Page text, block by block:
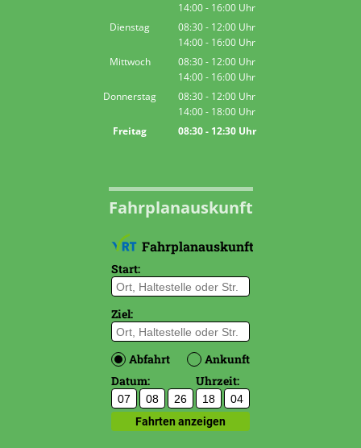
Von 08:30 bis 12:00 Uhr
14:00- 16:00 Uhr
Von 14:00 bis 16:00 Uhr
Dienstag 08:30- 12:00 Uhr
Von 08:30 bis 12:00 Uhr
14:00- 16:00 Uhr
Von 14:00 bis 16:00 Uhr
Mittwoch 08:30- 12:00 Uhr
Von 08:30 bis 12:00 Uhr
14:00- 16:00 Uhr
Von 14:00 bis 16:00 Uhr
Donnerstag 08:30- 12:00 Uhr
Von 08:30 bis 12:00 Uhr
14:00- 18:00 Uhr
Von 14:00 bis 18:00 Uhr
Freitag 08:30- 12:30Uhr
Fahrplanauskunft